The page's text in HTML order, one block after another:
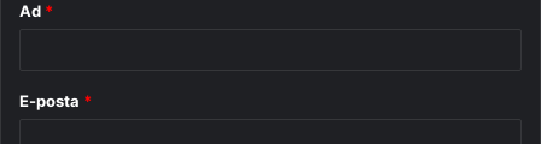
Ad *
E-posta *